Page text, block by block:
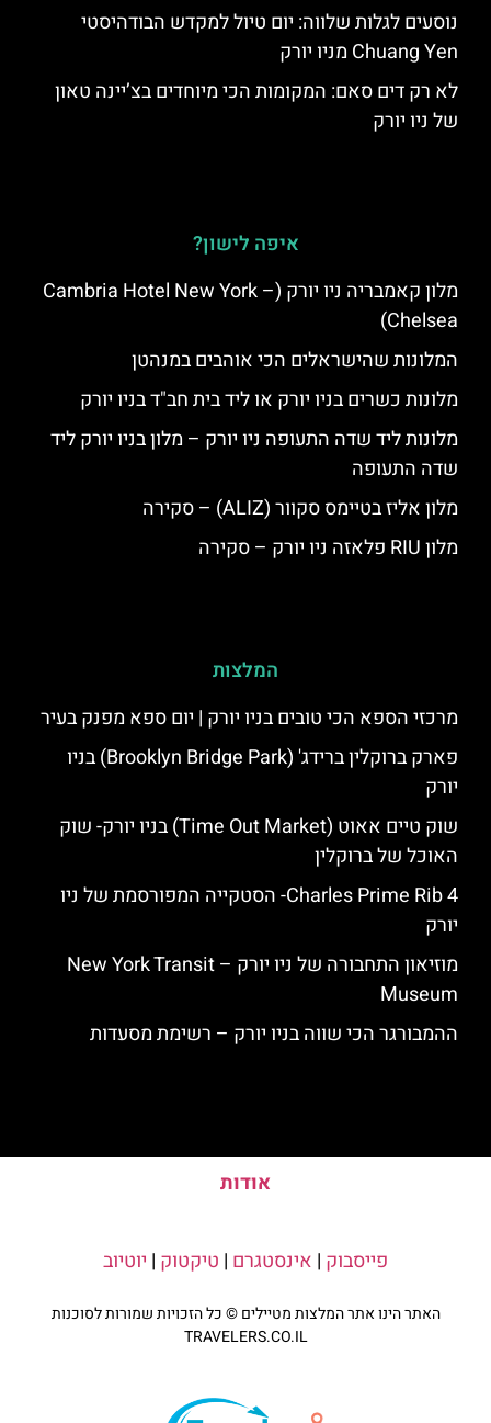
נוסעים לגלות שלווה: יום טיול למקדש הבודהיסטי
Chuang Yen מניו יורק
לא רק דים סאם: המקומות הכי מיוחדים בצ’יינה טאון
של ניו יורק
איפה לישון?
מלון קאמבריה ניו יורק (Cambria Hotel New York –
Chelsea)
המלונות שהישראלים הכי אוהבים במנהטן
מלונות כשרים בניו יורק או ליד בית חב"ד בניו יורק
מלונות ליד שדה התעופה ניו יורק – מלון בניו יורק ליד
שדה התעופה
מלון אליז בטיימס סקוור (ALIZ) – סקירה
מלון RIU פלאזה ניו יורק – סקירה
המלצות
מרכזי הספא הכי טובים בניו יורק | יום ספא מפנק בעיר
פארק ברוקלין ברידג' (Brooklyn Bridge Park) בניו
יורק
שוק טיים אאוט (Time Out Market) בניו יורק- שוק
האוכל של ברוקלין
4 Charles Prime Rib- הסטקייה המפורסמת של ניו
יורק
מוזיאון התחבורה של ניו יורק – New York Transit
Museum
ההמבורגר הכי שווה בניו יורק – רשימת מסעדות
אודות
פייסבוק | אינסטגרם | טיקטוק | יוטיוב
האתר הינו אתר המלצות מטיילים © כל הזכויות שמורות לסוכנות
TRAVELERS.CO.IL